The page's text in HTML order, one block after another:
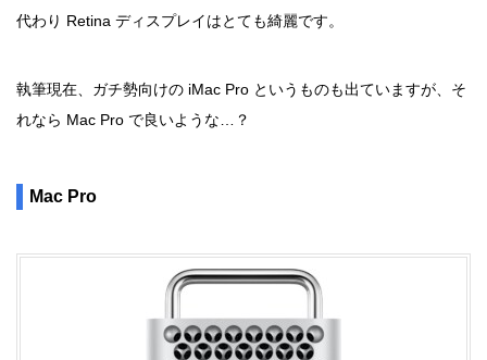
代わり Retina ディスプレイはとても綺麗です。
執筆現在、ガチ勢向けの iMac Pro というものも出ていますが、そ
れなら Mac Pro で良いような…？
Mac Pro